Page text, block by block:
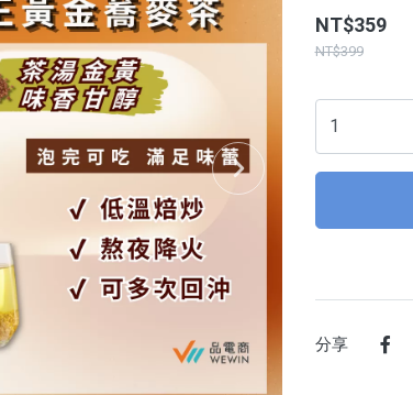
NT$359
NT$399
分享